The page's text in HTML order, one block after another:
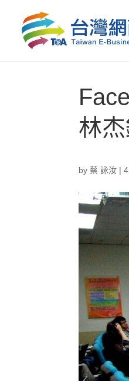
林
by蔡 詠汝 |